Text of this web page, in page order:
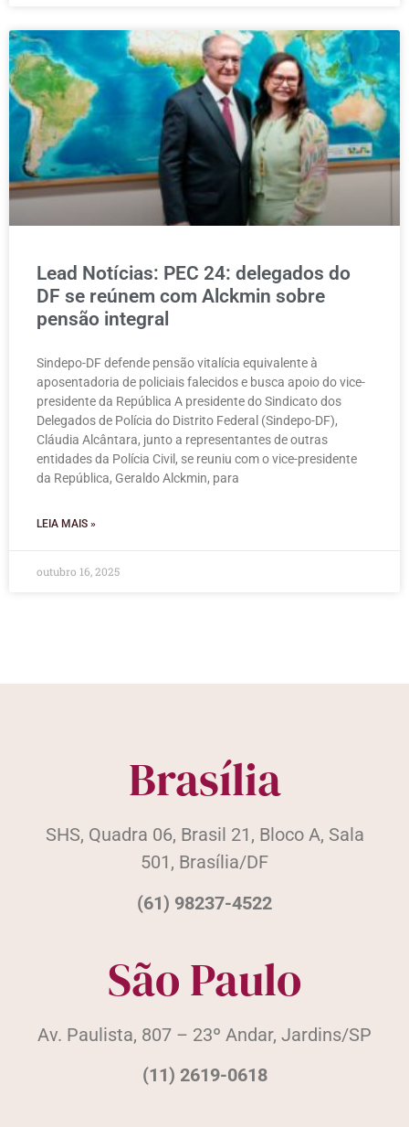
Lead Notícias: PEC 24: delegados do
DF se reúnem com Alckmin sobre
pensão integral
Sindepo-DF defende pensão vitalícia equivalente à
aposentadoria de policiais falecidos e busca apoio do vice-
presidente da República A presidente do Sindicato dos
Delegados de Polícia do Distrito Federal (Sindepo-DF),
Cláudia Alcântara, junto a representantes de outras
entidades da Polícia Civil, se reuniu com o vice-presidente
da República, Geraldo Alckmin, para
LEIA MAIS »
outubro 16, 2025
Brasília
SHS, Quadra 06, Brasil 21, Bloco A, Sala
501, Brasília/DF
(61) 98237-4522
São Paulo
Av. Paulista, 807 – 23º Andar, Jardins/SP
(11) 2619-0618